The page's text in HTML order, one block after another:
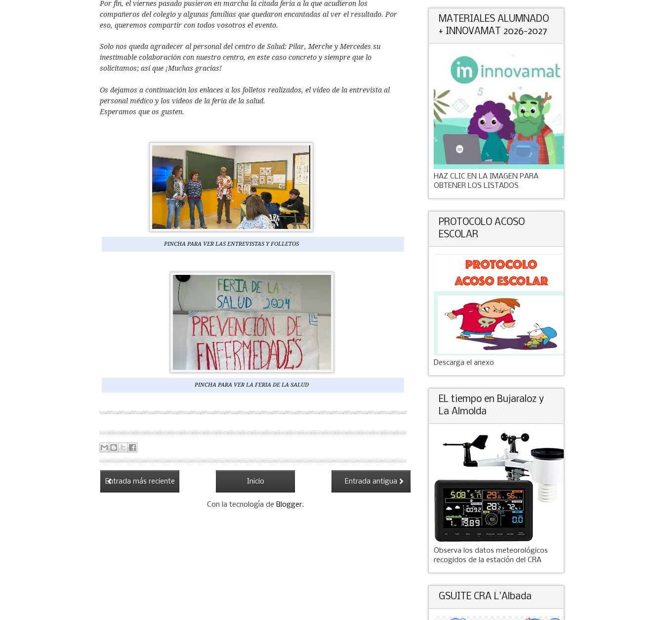
Por fin, el viernes pasado pusieron en marcha la citada feria a la que acudieron los
compañeros del colegio y algunas familias que quedaron encantadas al ver el resultado. Por
eso, queremos compartir con todos vosotros el evento.
Solo nos queda agradecer al personal del centro de Salud: Pilar, Merche y Mercedes su
inestimable colaboración con nuestro centro, en este caso concreto y siempre que lo
solicitamos; así que ¡Muchas gracias!
Os dejamos a continuación los enlaces a los folletos realizados, el vídeo de la entrevista al
personal médico y los videos de la feria de la salud.
Esperamos que os gusten.
PINCHA PARA VER LAS ENTREVISTAS Y FOLLETOS
PINCHA PARA VER LA FERIA DE LA SALUD
Entrada más reciente Entrada antigua
Inicio
Con la tecnología de Blogger.
MATERIALES ALUMNADO
+ INNOVAMAT 2026-2027
HAZ CLIC EN LA IMAGEN PARA
OBTENER LOS LISTADOS
PROTOCOLO ACOSO
ESCOLAR
Descarga el anexo
EL tiempo en Bujaraloz y
La Almolda
Observa los datos meteorológicos
recogidos de la estación del CRA
GSUITE CRA L'Albada